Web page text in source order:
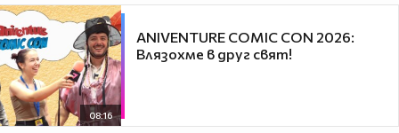
08:16
ANIVENTURE COMIC CON 2026:
Влязохме в друг свят!